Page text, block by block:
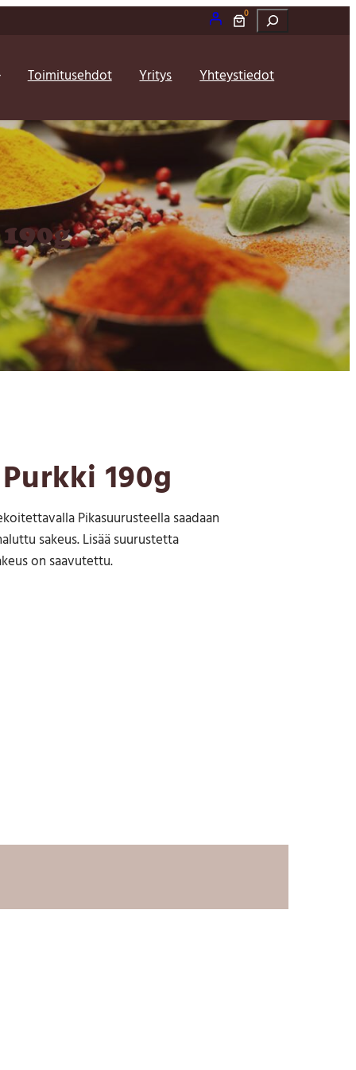
0 Etsi
Toimitusehdot Yritys Yhteystiedot
190g
Pikasuurusteella saadaan
sakeus. Lisää suurustetta
on saavutettu.